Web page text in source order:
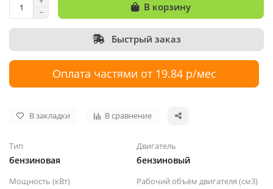
В корзину
Быстрый заказ
Оплата частями от 19.84 р/мес
В закладки В сравнение
Тип
бензиновая
Двигатель
бензиновый
Мощность (кВт) Рабочий объём двигателя (см3)